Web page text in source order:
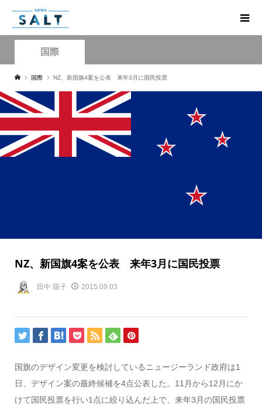
国際
国際 NZ、新国旗4案を公表 来年3月に国民投票
NZ、新国旗4案を公表 来年3月に国民投票
田中 陽子 2015.09.03
国旗のデザイン変更を検討しているニュージーランド政府は1
日、デザイン案の最終候補を4点公表した。11月から12月にか
けて国民投票を行い1点に絞り込んだ上で、来年3月の国民投票